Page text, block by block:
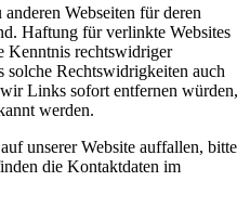
Webseiten für deren
Haftung für verlinkte Websites
Kenntnis rechtswidriger
solche Rechtswidrigkeiten auch
Links sofort entfernen würden,
werden.
unserer Website auffallen, bitte
die Kontaktdaten im